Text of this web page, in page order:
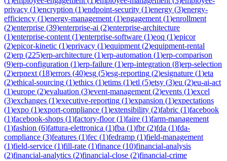
privacy (1)encryption (1)endpoint-security (1)energy (3)energy-
efficiency (1)energy-management (1)engagement (1)enrollment
(2)enterprise (39)enterprise-ai (2)enterprise-architecture
(1)enterprise-content (1)enterprise-software (1)eoq (1)epicor
(2)epicor-kinetic (1)eprivacy (1)equipment (2)equipment-rental
(2)erp (225)erp-architecture (1)erp-automation (1)erp-comparison
(9)erp-configuration (1)erp-failure (1)erp-integration (8)erp-selection
(2)erpnext (18)errors (40)esg (5)esg-reporting (2)esignature (1)eta
(2)ethical-sourcing (1)ethics (1)etims (1)etl (5)etsy (3)eu (2)eu-ai-act
(1)europe (2)evaluation (3)event-management (2)events (1)excel
(3)exchanges (1)executive-reporting (1)expansion (1)expectations
(1)expo (1)export-compliance (1)extensibility (2)fabric (1)facebook
(1)facebook-shops (1)factory-floor(1)faire (1)farm-management
(1)fashion (6)fattura-elettronica (1)fba (1)fbr(2)fda (1)fda-
compliance (3)features (1)fec (1)fedramp (1)field-management
(1)field-service (1)fill-rate (1)finance (10)financial-analysis
(2)financial-analytics (2)financial-close (2)financial-crime